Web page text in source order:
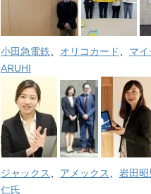
小田急電鉄 オリコカード マイ
ARUHI
ジャックス アメックス 岩田昭
仁氏